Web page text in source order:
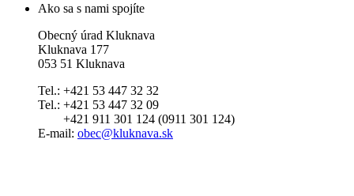
Ako sa s nami spojíte
Obecný úrad Kluknava
Kluknava 177
053 51 Kluknava
Tel.: +421 53 447 32 32
Tel.: +421 53 447 32 09
+421 911 301 124 (0911 301 124)
E-mail: obec@kluknava.sk